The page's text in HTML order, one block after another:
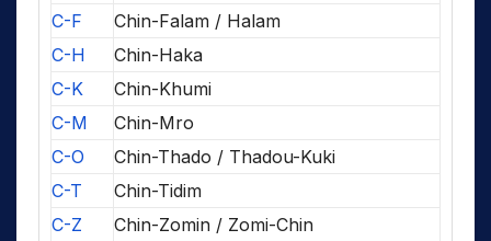
C-F
Chin-Falam / Halam
C-H
Chin-Haka
C-K
Chin-Khumi
C-M
Chin-Mro
C-O
Chin-Thado / Thadou-Kuki
C-T
Chin-Tidim
C-Z
Chin-Zomin / Zomi-Chin